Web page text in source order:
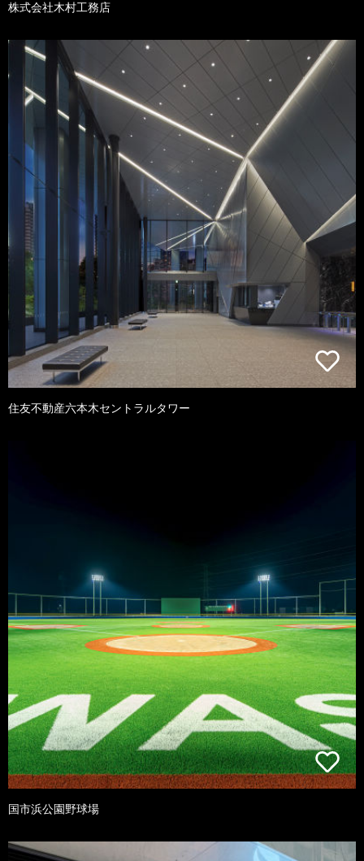
株式会社木村工務店
住友不動産六本木セントラルタワー
国市浜公園野球場